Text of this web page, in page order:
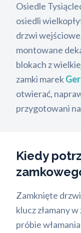
Osiedle
osiedli
drzwi
montowane
blokach z
zamki marek
otwierać,
przygotowani
Kiedy
Zamknięte
klucz złamany
próbie